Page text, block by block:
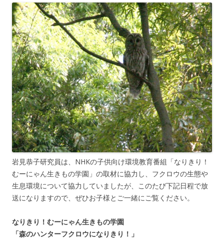
岩見恭子研究員は、NHKの子供向け環境教育番組「なりきり！
むーにゃん生きもの学園」の取材に協力し、フクロウの生態や
生息環境について協力していましたが、このたび下記日程で放
送になりますので、ぜひお子様とご一緒にご覧ください。
なりきり！むーにゃん生きもの学園
「森のハンターフクロウになりきり！」